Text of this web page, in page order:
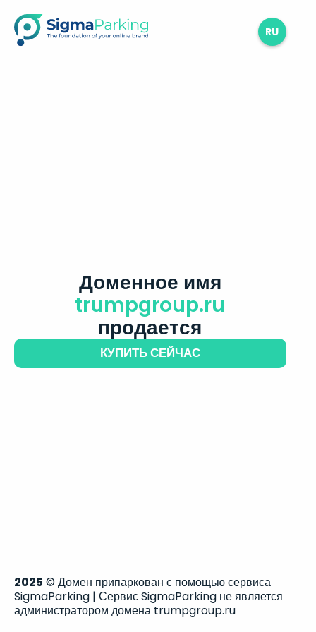
RU
Доменное имя
trumpgroup.ru
продается
КУПИТЬ СЕЙЧАС
2025 © Домен припаркован с помощью сервиса
SigmaParking | Сервис SigmaParking не является
администратором домена trumpgroup.ru